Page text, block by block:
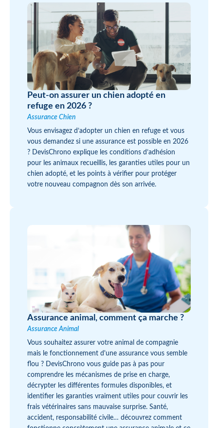
Peut-on assurer un chien adopté en
refuge en 2026 ?
Assurance Chien
Vous envisagez d’adopter un chien en refuge et vous
vous demandez si une assurance est possible en 2026
? DevisChrono explique les conditions d’adhésion
pour les animaux recueillis, les garanties utiles pour un
chien adopté, et les points à vérifier pour protéger
votre nouveau compagnon dès son arrivée.
Assurance animal, comment ça marche ?
Assurance Animal
Vous souhaitez assurer votre animal de compagnie
mais le fonctionnement d'une assurance vous semble
flou ? DevisChrono vous guide pas à pas pour
comprendre les mécanismes de prise en charge,
décrypter les différentes formules disponibles, et
identifier les garanties vraiment utiles pour couvrir les
frais vétérinaires sans mauvaise surprise. Santé,
accident, responsabilité civile… découvrez comment